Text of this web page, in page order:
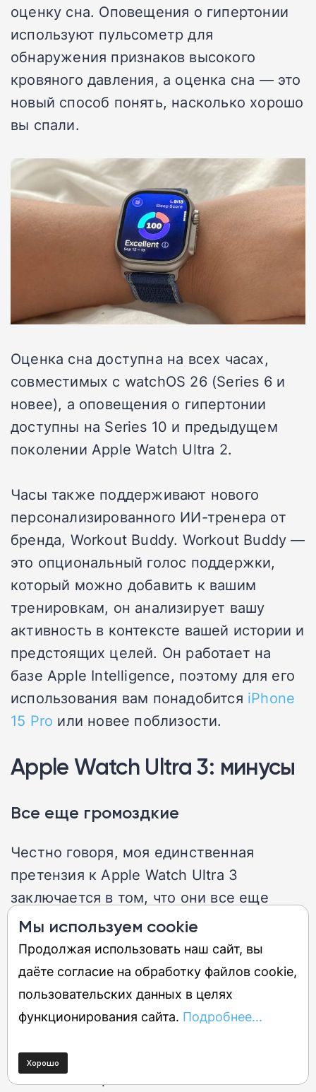
оценку сна. Оповещения о гипертонии
используют пульсометр для
обнаружения признаков высокого
кровяного давления, а оценка сна — это
новый способ понять, насколько хорошо
вы спали.
Оценка сна доступна на всех часах,
совместимых с watchOS 26 (Series 6 и
новее), а оповещения о гипертонии
доступны на Series 10 и предыдущем
поколении Apple Watch Ultra 2.
Часы также поддерживают нового
персонализированного ИИ-тренера от
бренда, Workout Buddy. Workout Buddy —
это опциональный голос поддержки,
который можно добавить к вашим
тренировкам, он анализирует вашу
активность в контексте вашей истории и
предстоящих целей. Он работает на
базе Apple Intelligence, поэтому для его
использования вам понадобится iPhone
15 Pro или новее поблизости.
Apple Watch Ultra 3: минусы
Все еще громоздкие
Честно говоря, моя единственная
претензия к Apple Watch Ultra 3
заключается в том, что они все еще
очень громоздкие для круглосуточного
ношения. Мне бы хотелось иметь
возможность наслаждаться долгим
временем автономной работы и
большим дисплеем в более изящном
длинные рукава рубашек и не выглядел
бы смехотворно большим на моем
Мы используем cookie
Продолжая использовать наш сайт, вы
даёте согласие на обработку файлов cookie,
пользовательских данных в целях
функционирования сайта. Подробнее...